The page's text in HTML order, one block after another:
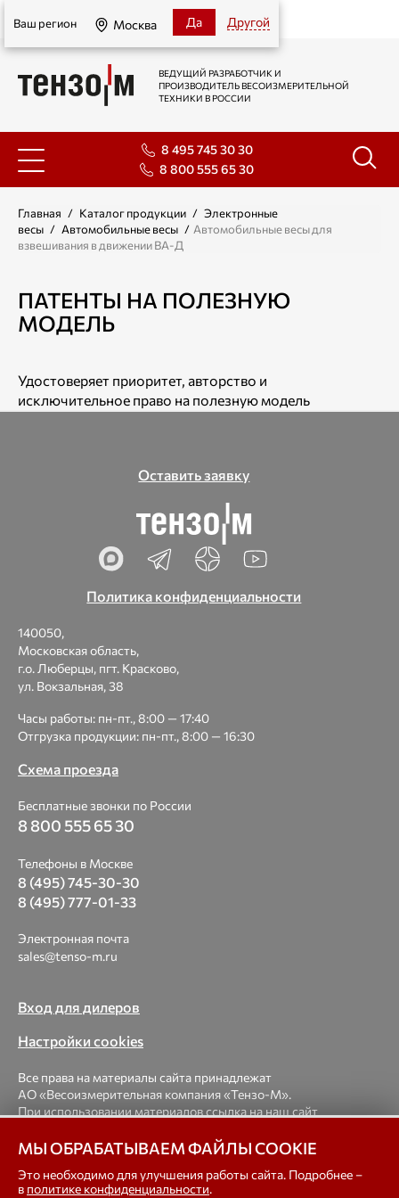
Москва
Ваш регион Москва Да Другой
ВЕДУЩИЙ РАЗРАБОТЧИК И
ПРОИЗВОДИТЕЛЬ ВЕСОИЗМЕРИТЕЛЬНОЙ
ТЕХНИКИ В РОССИИ
8 495 745 30 30
8 800 555 65 30
Главная / Каталог продукции / Электронные
весы / Автомобильные весы / Автомобильные весы для
взвешивания в движении ВА-Д
ПАТЕНТЫ НА ПОЛЕЗНУЮ
МОДЕЛЬ
Удостоверяет приоритет, авторство и
исключительное право на полезную модель
Оставить заявку
Политика конфиденциальности
140050,
Московская область,
г.о. Люберцы, пгт. Красково,
ул. Вокзальная, 38
Часы работы: пн-пт., 8:00 — 17:40
Отгрузка продукции: пн-пт., 8:00 — 16:30
Схема проезда
Бесплатные звонки по России
8 800 555 65 30
Телефоны в Москве
8 (495) 745-30-30
8 (495) 777-01-33
Электронная почта
sales@tenso-m.ru
Вход для дилеров
Настройки cookies
Все права на материалы сайта принадлежат
АО «Весоизмерительная компания «Тензо-М».
При использовании материалов ссылка на наш сайт
© 1998-2026 Весоизмерительная компания «Тензо-М» —
платформенные, крановые, вагонные, бункерные,
МЫ ОБРАБАТЫВАЕМ ФАЙЛЫ COOKIE
Это необходимо для улучшения работы сайта. Подробнее –
в политике конфиденциальности.